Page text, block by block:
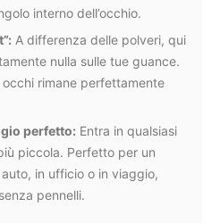
interno dell’occhio.
A differenza delle polveri, qui
nulla sulle tue guance.
rimane perfettamente
perfetto: Entra in qualsiasi
piccola. Perfetto per un
in ufficio o in viaggio,
pennelli.